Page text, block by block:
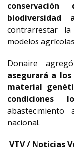
biodiversidad
contrarrestar
modelos
Donaire
asegurará a
material
condiciones
nacional.
VTV / Noticias